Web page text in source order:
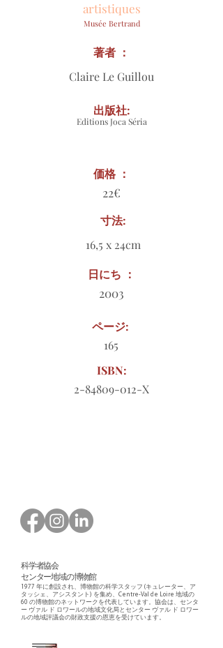
artistiques
Musée Bertrand
Claire Le Guillou
著者 ：
Editions Joca Séria
出版社:
価格 ：
22€
寸法:
16,5 x 24cm
日にち ：
2003
ページ:
165
ISBN:
2-84809-012-X
科学者協会
センター地域の博物館
1977 年に創設され、博物館の科学スタッフ (キュレーター、ア
タッシェ、アシスタント) を集め、Centre-Val de Loire 地域の
60 の博物館のネットワークを代表しています。協会は、センタ
ー ヴァル ド ロワールの地域文化局とセンター ヴァル ド ロワー
ルの地域評議会の財政支援の恩恵を受けています。